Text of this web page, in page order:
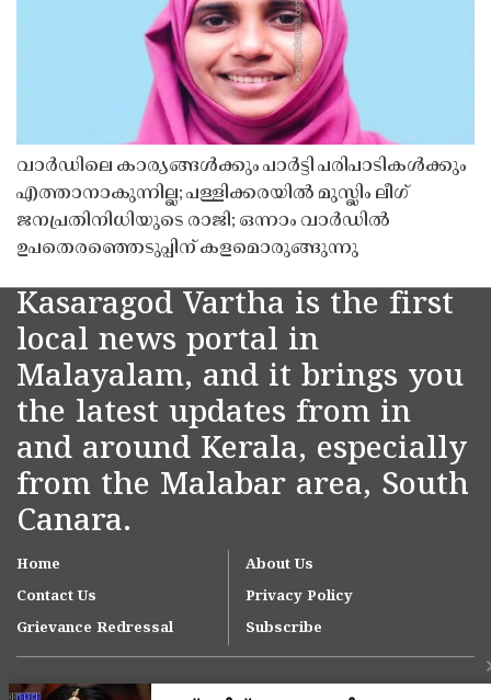
വാർഡിലെ കാര്യങ്ങൾക്കും പാർട്ടി പരിപാടികൾക്കും
എത്താനാകുന്നില്ല; പള്ളിക്കരയിൽ മുസ്ലിം ലീഗ്
ജനപ്രതിനിധിയുടെ രാജി; ഒന്നാം വാർഡിൽ
ഉപതെരഞ്ഞെടുപ്പിന് കളമൊരുങ്ങുന്നു
Kasaragod Vartha is the first
local news portal in
Malayalam, and it brings you
the latest updates from in
and around Kerala, especially
from the Malabar area, South
Canara.
Home
About Us
Contact Us
Privacy Policy
Grievance Redressal
Subscribe